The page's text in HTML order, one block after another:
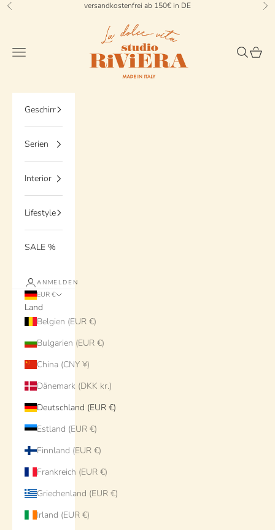
Zum Inhalt springen
Zurück versandkostenfrei ab 150€ in DE Vor
StudioRiviera
Menü Suchen
Geschirr
Serien
Interior
Lifestyle
SALE %
ANMELDEN
EUR €
Land
Belgien (EUR €)
Bulgarien (EUR €)
China (CNY ¥)
Dänemark (DKK kr.)
Deutschland (EUR €)
Estland (EUR €)
Finnland (EUR €)
Frankreich (EUR €)
Griechenland (EUR €)
Irland (EUR €)